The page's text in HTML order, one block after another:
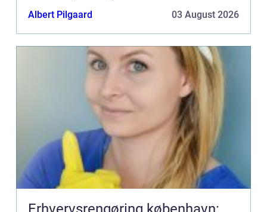
Albert Pilgaard 03 August 2026